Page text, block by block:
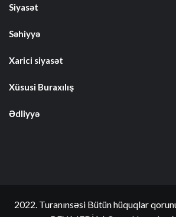
Siyasət
Səhiyyə
Xarici siyasət
Xüsusi Buraxılış
Ədliyyə
2022. Turanınsəsi Bütün hüquqlar